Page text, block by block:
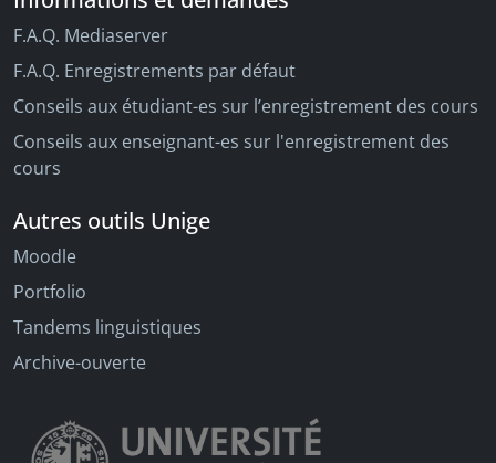
F.A.Q. Mediaserver
F.A.Q. Enregistrements par défaut
Conseils aux étudiant-es sur l’enregistrement des cours
Conseils aux enseignant-es sur l'enregistrement des
cours
Autres outils Unige
Moodle
Portfolio
Tandems linguistiques
Archive-ouverte